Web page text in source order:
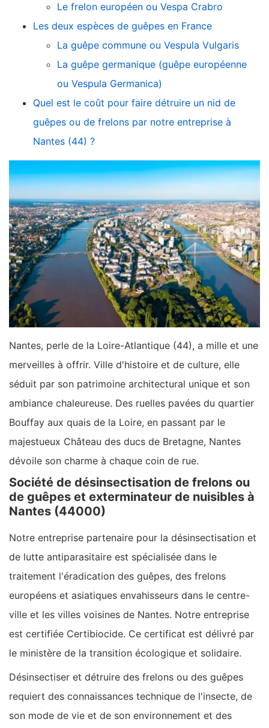
Le frelon européen ou Vespa Crabro
Les deux espèces de guêpes en France
La guêpe commune ou Vespula Vulgaris
La guêpe germanique (guêpe européenne
ou Vespula Germanica)
Quel est le coût pour faire détruire un nid de
guêpes ou de frelons par notre entreprise à
Nantes (44) ?
Nantes, perle de la Loire-Atlantique (44), a mille et une
merveilles à offrir. Ville d'histoire et de culture, elle
séduit par son patrimoine architectural unique et son
ambiance chaleureuse. Des ruelles pavées du quartier
Bouffay aux quais de la Loire, en passant par le
majestueux Château des ducs de Bretagne, Nantes
dévoile son charme à chaque coin de rue.
Société de désinsectisation de frelons ou
de guêpes et exterminateur de nuisibles à
Nantes (44000)
Notre entreprise partenaire pour la désinsectisation et
de lutte antiparasitaire est spécialisée dans le
traitement l'éradication des guêpes, des frelons
européens et asiatiques envahisseurs dans le centre-
ville et les villes voisines de Nantes. Notre entreprise
est certifiée Certibiocide. Ce certificat est délivré par
le ministère de la transition écologique et solidaire.
Désinsectiser et détruire des frelons ou des guêpes
requiert des connaissances technique de l'insecte, de
son mode de vie et de son environnement et des